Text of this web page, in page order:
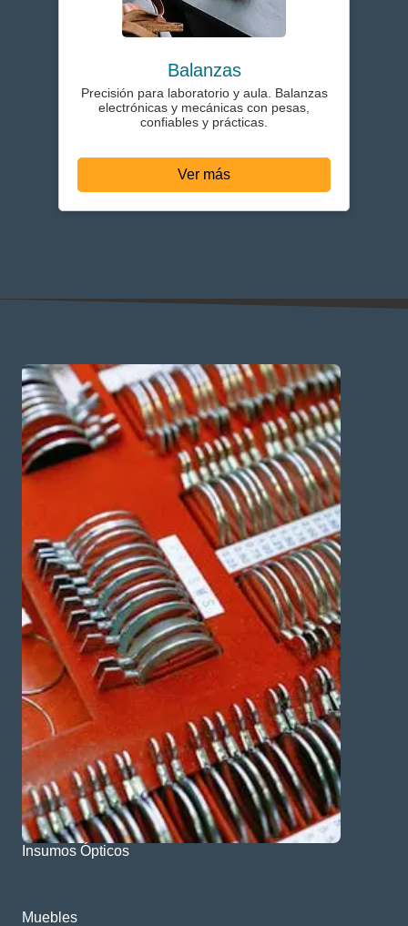
Balanzas
Precisión para laboratorio y aula. Balanzas
electrónicas y mecánicas con pesas,
confiables y prácticas.
Ver más
Insumos Ópticos
Muebles